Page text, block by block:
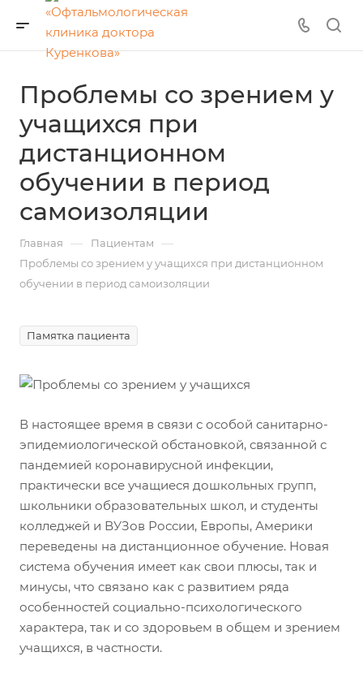
Проблемы со зрением у
учащихся при
дистанционном
обучении в период
самоизоляции
Главная — Пациентам —
Проблемы со зрением у учащихся при дистанционном
обучении в период самоизоляции
Памятка пациента
В настоящее время в связи с особой санитарно-
эпидемиологической обстановкой, связанной с
пандемией коронавирусной инфекции,
практически все учащиеся дошкольных групп,
школьники образовательных школ, и студенты
колледжей и ВУЗов России, Европы, Америки
переведены на дистанционное обучение. Новая
система обучения имеет как свои плюсы, так и
минусы, что связано как с развитием ряда
особенностей социально-психологического
характера, так и со здоровьем в общем и зрением
учащихся, в частности.